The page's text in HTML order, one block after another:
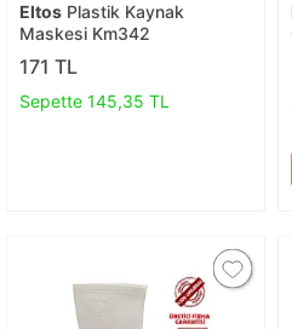
Eltos Plastik Kaynak
Maskesi Km342
171 TL
Sepette 145,35 TL